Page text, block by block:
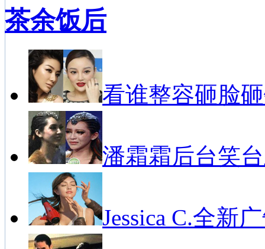
茶余饭后
看谁整容砸脸
潘霜霜后台笑
Jessica C.全新